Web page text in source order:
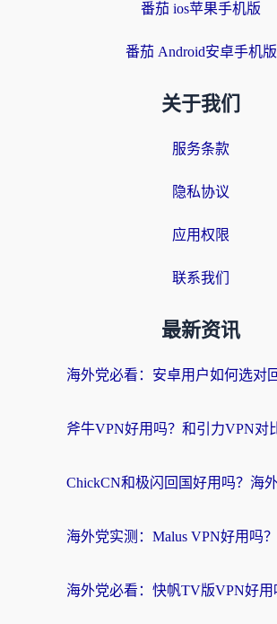
番茄 ios苹果手机版
番茄 Android安卓手机版
关于我们
服务条款
隐私协议
应用权限
联系我们
最新资讯